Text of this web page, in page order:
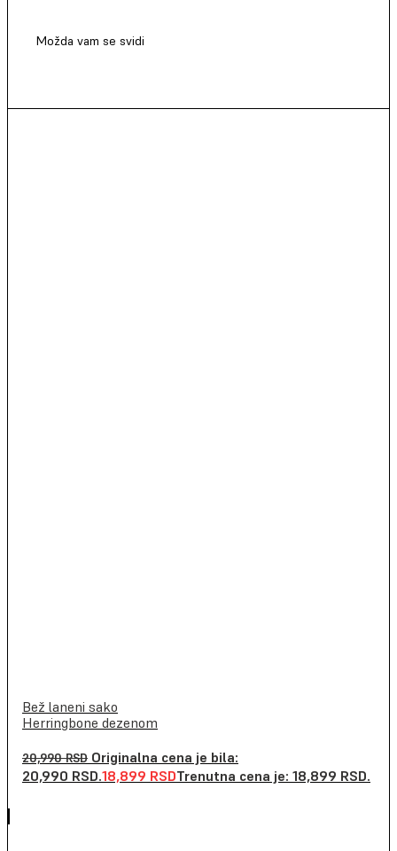
Možda vam se svidi
Bež laneni sako
Herringbone dezenom
20,990RSD Originalna cena je bila:
20,990 RSD.18,899 RSDTrenutna cena je: 18,899 RSD.